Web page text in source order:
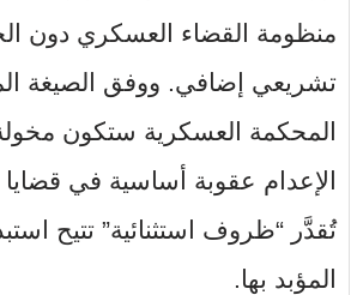
منظومة القضاء العسكري دون
تشريعي إضافي. ووفق الصيغة
المحكمة العسكرية ستكون
الإعدام عقوبة أساسية في
تُقدَّر “ظروف استثنائية” تتيح
المؤبد بها.